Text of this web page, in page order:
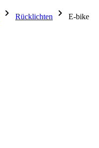
chevron_right Rücklichten chevron_right
E-bike